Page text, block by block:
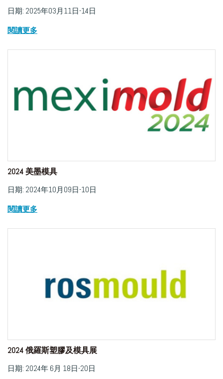
日期: 2025年03月11日-14日
閱讀更多
2024 美墨模具
日期: 2024年10月09日-10日
閱讀更多
2024 俄羅斯塑膠及模具展
日期: 2024年 6月 18日-20日